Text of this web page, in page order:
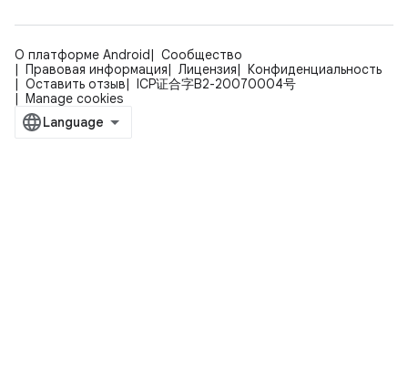
О платформе Android
Сообщество
Правовая информация
Лицензия
Конфиденциальность
Оставить отзыв
ICP证合字B2-20070004号
Manage cookies